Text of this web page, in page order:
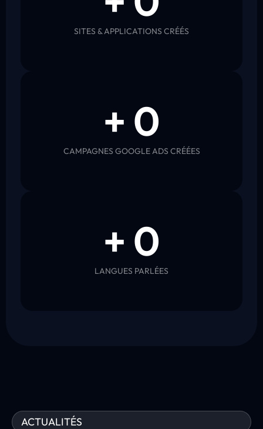
SITES & APPLICATIONS CRÉÉS
CAMPAGNES GOOGLE ADS CRÉÉES
+ 0
LANGUES PARLÉES
+ 0
ACTUALITÉS